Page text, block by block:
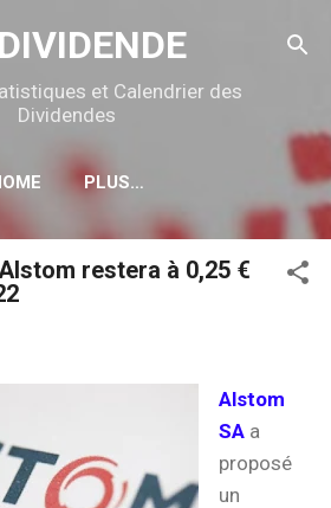
au contenu principal
et Calendrier des
Dividendes
PLUS…
DÉTACHEMENTS
restera à 0,25 €
Alstom
SA a
proposé
un